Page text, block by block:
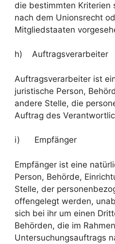
die bestimmten Kriterien
nach dem Unionsrecht
Mitgliedstaaten
h) Auftragsverarbeiter
Auftragsverarbeiter ist
juristische Person,
andere Stelle, die
Auftrag des
i) Empfänger
Empfänger ist eine
Person, Behörde,
Stelle, der
offengelegt werden,
sich bei ihr um einen
Behörden, die im
Untersuchungsauftrags